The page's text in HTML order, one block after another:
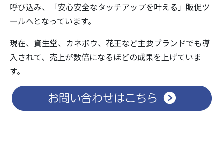
呼び込み、「安心安全なタッチアップを叶える」販促ツ
ールへとなっています。
現在、資生堂、カネボウ、花王など主要ブランドでも導
入されて、売上が数倍になるほどの成果を上げていま
す。